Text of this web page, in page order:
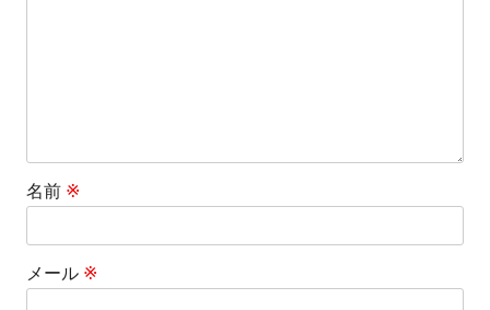
名前 ※
メール ※